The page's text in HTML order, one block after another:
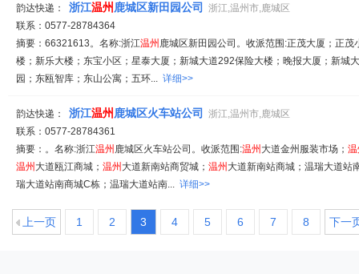
韵达快递： 浙江温州 鹿城区新田园公司
浙江,温州市,鹿城区
联系：0577-28784364
摘要：66321613。名称:浙江温州 鹿城区新田园公司。收派范围:正茂大厦；正
楼；新乐大楼；东宝小区；星泰大厦；新城大道292保险大楼；晚报大厦；新城
园；东瓯智库；东山公寓；五环... 详细>>
韵达快递： 浙江温州 鹿城区火车站公司
浙江,温州市,鹿城区
联系：0577-28784361
摘要：。名称:浙江温州 鹿城区火车站公司。收派范围:温州 大道金州服装市场；
温州 大道瓯江商城； 温州 大道新南站商贸城； 温州 大道新南站商城；温瑞大道站
瑞大道站南商城C栋；温瑞大道站南... 详细>>
上一页 1 2 3 4 5 6 7 8 下一